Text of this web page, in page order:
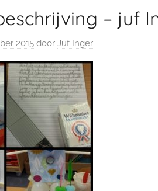
– juf
2015 door Juf Inger